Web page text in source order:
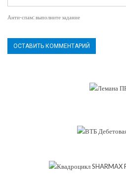
Анти-спам: выполните задание